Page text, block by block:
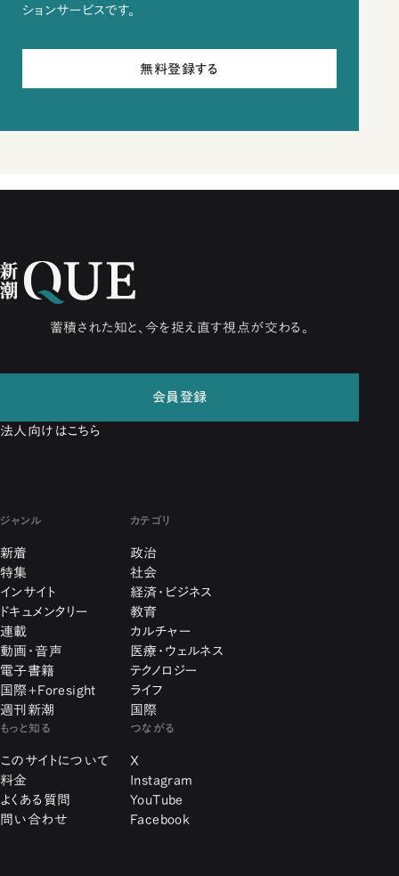
ションサービスです。
無料登録する
蓄積された知と、今を捉え直す視点が交わる。
会員登録
法人向けはこちら
ジャンル
新着
特集
インサイト
ドキュメンタリー
連載
動画・音声
電子書籍
国際+Foresight
週刊新潮
カテゴリ
政治
社会
経済・ビジネス
教育
カルチャー
医療・ウェルネス
テクノロジー
ライフ
国際
もっと知る
このサイトについて
料金
よくある質問
問い合わせ
つながる
X
Instagram
YouTube
Facebook